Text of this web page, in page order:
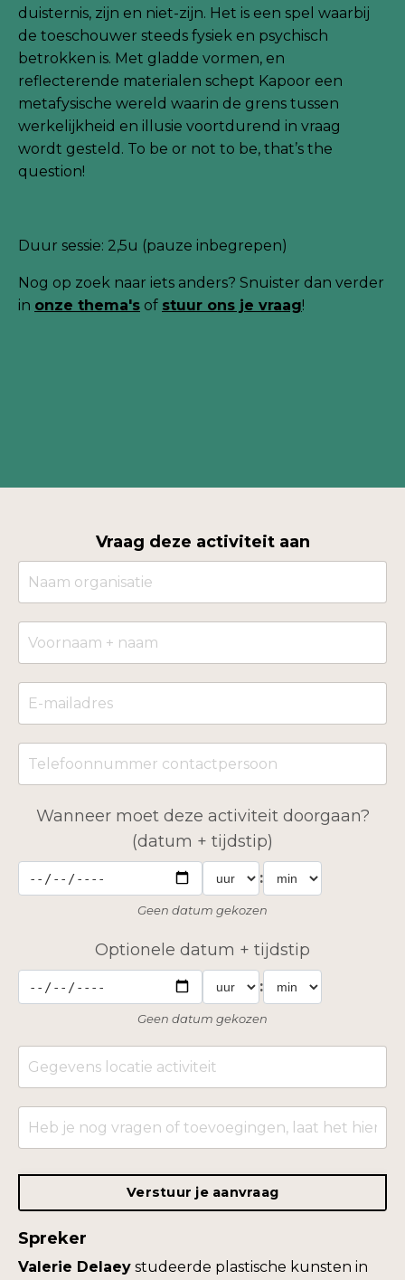
duisternis, zijn en niet-zijn. Het is een spel waarbij
de toeschouwer steeds fysiek en psychisch
betrokken is. Met gladde vormen, en
reflecterende materialen schept Kapoor een
metafysische wereld waarin de grens tussen
werkelijkheid en illusie voortdurend in vraag
wordt gesteld. To be or not to be, that’s the
question!
Duur sessie: 2,5u (pauze inbegrepen)
Nog op zoek naar iets anders? Snuister dan verder
in onze thema's of stuur ons je vraag!
Vraag deze activiteit aan
Wanneer moet deze activiteit doorgaan?
(datum + tijdstip)
:
Geen datum gekozen
Optionele datum + tijdstip
:
Geen datum gekozen
Verstuur je aanvraag
Spreker
Valerie Delaey studeerde plastische kunsten in